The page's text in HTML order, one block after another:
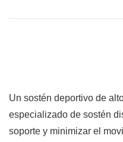
Un sostén deportivo de
especializado de sostén
soporte y minimizar el